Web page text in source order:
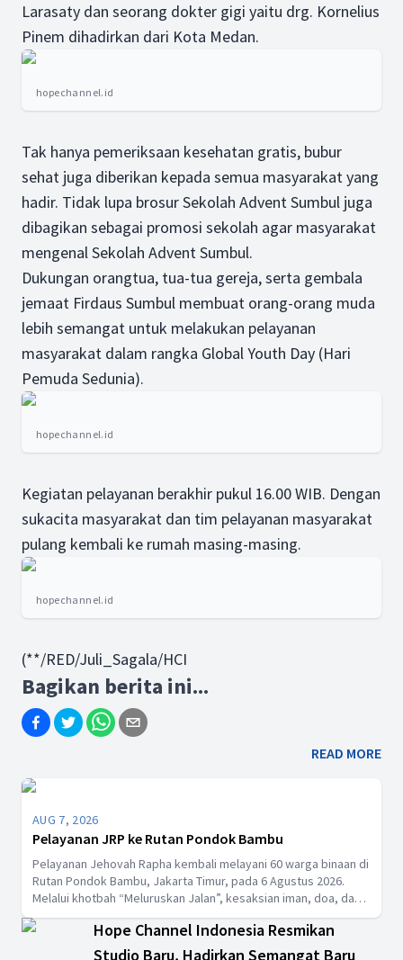
Larasaty dan seorang dokter gigi yaitu drg. Kornelius
Pinem dihadirkan dari Kota Medan.
hopechannel.id
Tak hanya pemeriksaan kesehatan gratis, bubur
sehat juga diberikan kepada semua masyarakat yang
hadir. Tidak lupa brosur Sekolah Advent Sumbul juga
dibagikan sebagai promosi sekolah agar masyarakat
mengenal Sekolah Advent Sumbul.
Dukungan orangtua, tua-tua gereja, serta gembala
jemaat Firdaus Sumbul membuat orang-orang muda
lebih semangat untuk melakukan pelayanan
masyarakat dalam rangka Global Youth Day (Hari
Pemuda Sedunia).
hopechannel.id
Kegiatan pelayanan berakhir pukul 16.00 WIB. Dengan
sukacita masyarakat dan tim pelayanan masyarakat
pulang kembali ke rumah masing-masing.
hopechannel.id
(**/RED/Juli_Sagala/HCI
Bagikan berita ini...
READ MORE
AUG 7, 2026
Pelayanan JRP ke Rutan Pondok Bambu
Pelayanan Jehovah Rapha kembali melayani 60 warga binaan di
Rutan Pondok Bambu, Jakarta Timur, pada 6 Agustus 2026.
Melalui khotbah “Meluruskan Jalan”, kesaksian iman, doa, dan
pembagian makan siang, ibadah ini menguatkan harapan serta
mengajak jemaat untuk percaya penuh kepada Tuhan.
Hope Channel Indonesia Resmikan
Studio Baru, Hadirkan Semangat Baru